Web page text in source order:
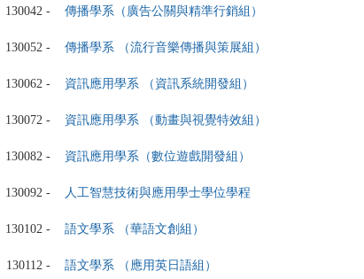
130042 - 傳播學系（廣告公關與精準行銷組）
130052 - 傳播學系 （流行音樂傳播與策展組）
130062 - 資訊應用學系 （資訊系統開發組）
130072 - 資訊應用學系 （動畫與視覺特效組）
130082 - 資訊應用學系（數位遊戲開發組）
130092 - 人工智慧技術與應用學士學位學程
130102 - 語文學系 （華語文創組）
130112 - 語文學系 （應用英日語組）